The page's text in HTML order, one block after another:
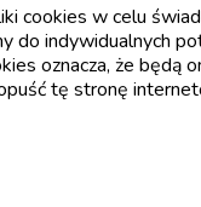
cookies w celu
do indywidualnych
oznacza, że będą
tę stronę